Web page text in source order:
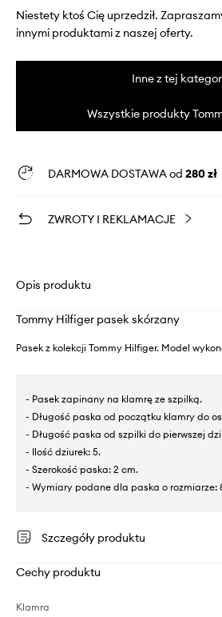
Niestety ktoś Cię uprzedził.
innymi produktami z naszej oferty.
Inne z tej
Wszystkie produkty
DARMOWA DOSTAWA od 280 zł
ZWROTY I REKLAMACJE
Opis produktu
Tommy Hilfiger pasek skórzany
Pasek z kolekcji Tommy Hilfiger. Model
- Pasek zapinany na klamrę ze szpilką.
- Długość paska od początku klamry do
- Długość paska od szpilki do pierwszej
- Ilość dziurek: 5.
- Szerokość paska: 2 cm.
- Wymiary podane dla paska o rozmiarze:
Szczegóły produktu
Cechy produktu
Klamra